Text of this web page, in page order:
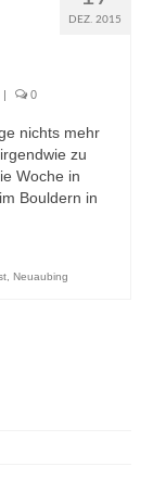
DEZ. 2015
0
nichts mehr
zu
Woche in
Bouldern in
, Neuaubing